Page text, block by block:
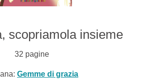
scopriamola insieme
32 pagine
Gemme di grazia